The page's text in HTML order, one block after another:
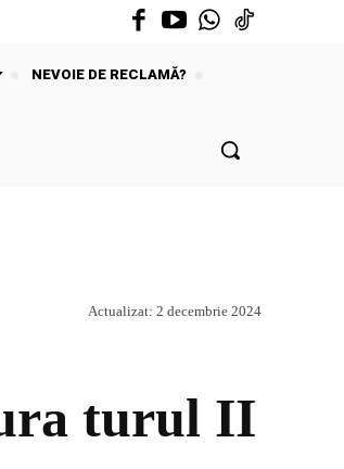
NEVOIE DE RECLAMĂ?
Actualizat: 2 decembrie 2024
turul II